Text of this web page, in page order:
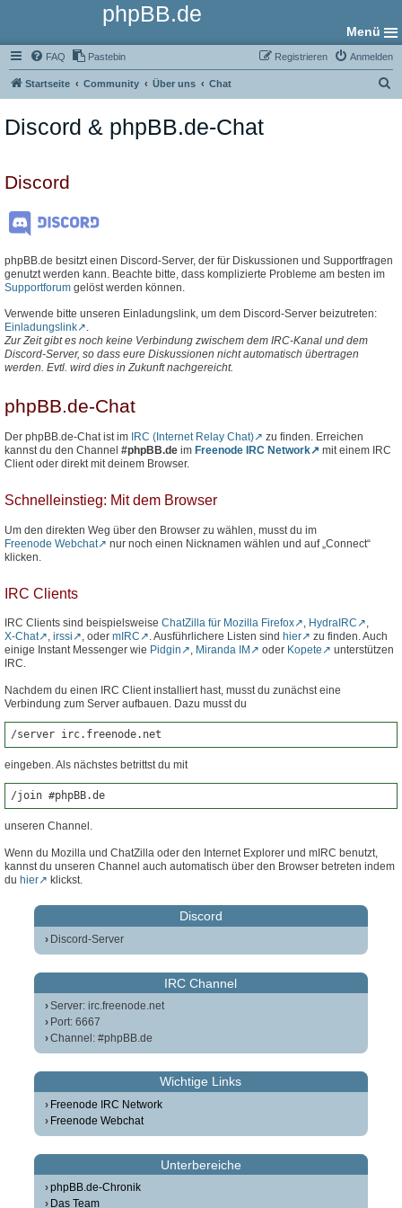
phpBB.de
Menü
FAQ Pastebin Anmelden
Registrieren
Startseite Community Über uns Chat
Discord & phpBB.de-Chat
Discord
phpBB.de besitzt einen Discord-Server, der für Diskussionen und Supportfragen
genutzt werden kann. Beachte bitte, dass komplizierte Probleme am besten im
Supportforum gelöst werden können.
Verwende bitte unseren Einladungslink, um dem Discord-Server beizutreten:
Einladungslink
.
Zur Zeit gibt es noch keine Verbindung zwischem dem IRC-Kanal und dem
Discord-Server, so dass eure Diskussionen nicht automatisch übertragen
werden. Evtl. wird dies in Zukunft nachgereicht.
phpBB.de-Chat
Der phpBB.de-Chat ist im IRC (Internet Relay Chat)
zu finden. Erreichen
kannst du den Channel #phpBB.de im Freenode IRC Network
mit einem IRC
Client oder direkt mit deinem Browser.
Schnelleinstieg: Mit dem Browser
Um den direkten Weg über den Browser zu wählen, musst du im
Freenode Webchat
nur noch einen Nicknamen wählen und auf „Connect“
klicken.
IRC Clients
IRC Clients sind beispielsweise ChatZilla für Mozilla Firefox , HydraIRC
,
X-Chat
, irssi , oder mIRC . Ausführlichere Listen sind hier
zu finden. Auch
einige Instant Messenger wie Pidgin , Miranda IM oder Kopete
unterstützen
IRC.
Nachdem du einen IRC Client installiert hast, musst du zunächst eine
Verbindung zum Server aufbauen. Dazu musst du
/server irc.freenode.net
eingeben. Als nächstes betrittst du mit
/join #phpBB.de
unseren Channel.
Wenn du Mozilla und ChatZilla oder den Internet Explorer und mIRC benutzt,
kannst du unseren Channel auch automatisch über den Browser betreten indem
du hier klickst.
Discord
Discord-Server
IRC Channel
Server: irc.freenode.net
Port: 6667
Channel: #phpBB.de
Wichtige Links
Freenode IRC Network
Freenode Webchat
Unterbereiche
phpBB.de-Chronik
Das Team